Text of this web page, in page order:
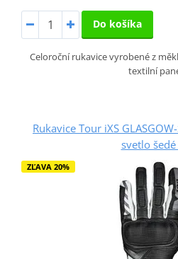
Do košíka
Celoroční rukavice vyrobené z
textilní
Rukavice Tour iXS
svetlo šedé
ZĽAVA 20%